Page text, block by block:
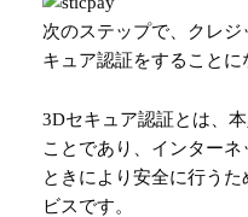
次のステップで、クレ
キュア認証をすることに
3Dセキュア認証とは、
ことであり、インターネ
ときにより安全に行う
ビスです。